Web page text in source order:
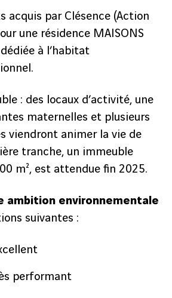
acquis par Clésence (Action
une résidence MAISONS
à l’habitat
: des locaux d’activité, une
maternelles et plusieurs
viendront animer la vie de
tranche, un immeuble
m², est attendue fin 2025.
ambition environnementale
suivantes :
performant
suivant